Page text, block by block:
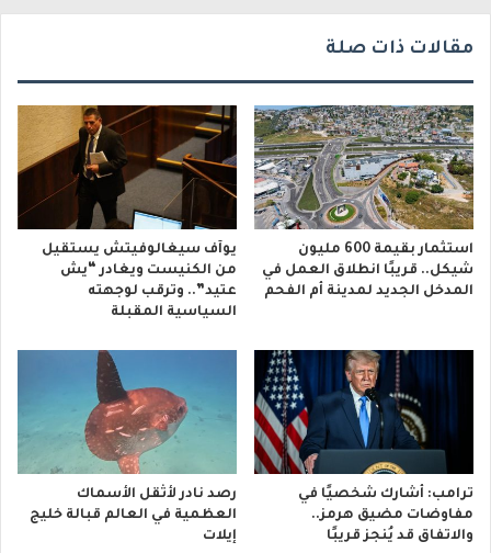
مقالات ذات صلة
استثمار بقيمة 600 مليون
شيكل.. قريبًا انطلاق العمل في
المدخل الجديد لمدينة أم الفحم
يوآف سيغالوفيتش يستقيل
من الكنيست ويغادر “يش
عتيد”.. وترقب لوجهته
السياسية المقبلة
ترامب: أشارك شخصيًا في
مفاوضات مضيق هرمز..
والاتفاق قد يُنجز قريبًا
رصد نادر لأثقل الأسماك
العظمية في العالم قبالة خليج
إيلات